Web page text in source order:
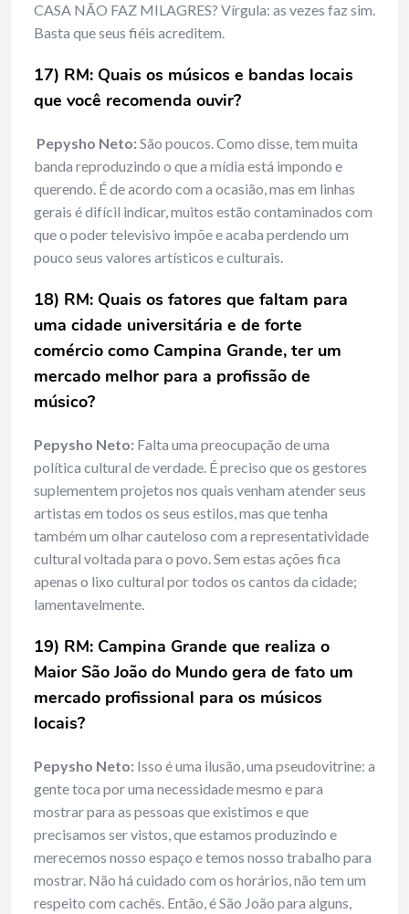
CASA NÃO FAZ MILAGRES? Vírgula: as vezes faz sim.
Basta que seus fiéis acreditem.
17) RM: Quais os músicos e bandas locais
que você recomenda ouvir?
Pepysho Neto:São poucos. Como disse, tem muita
banda reproduzindo o que a mídia está impondo e
querendo. É de acordo com a ocasião, mas em linhas
gerais é difícil indicar, muitos estão contaminados com
que o poder televisivo impõe e acaba perdendo um
pouco seus valores artísticos e culturais.
18) RM: Quais os fatores que faltam para
uma cidade universitária e de forte
comércio como Campina Grande, ter um
mercado melhor para a profissão de
músico?
Pepysho Neto: Falta uma preocupação de uma
política cultural de verdade. É preciso que os gestores
suplementem projetos nos quais venham atender seus
artistas em todos os seus estilos, mas que tenha
também um olhar cauteloso com a representatividade
cultural voltada para o povo. Sem estas ações fica
apenas o lixo cultural por todos os cantos da cidade;
lamentavelmente.
19) RM: Campina Grande que realiza o
Maior São João do Mundo gera de fato um
mercado profissional para os músicos
locais?
Pepysho Neto: Isso é uma ilusão, uma pseudovitrine: a
gente toca por uma necessidade mesmo e para
mostrar para as pessoas que existimos e que
precisamos ser vistos, que estamos produzindo e
merecemos nosso espaço e temos nosso trabalho para
mostrar. Não há cuidado com os horários, não tem um
respeito com cachês. Então, é São João para alguns,